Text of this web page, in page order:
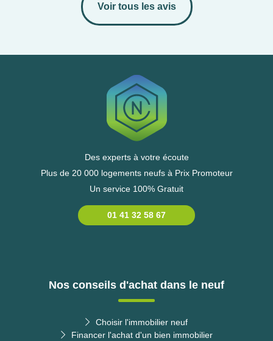
Voir tous les avis
Des experts à votre écoute
Plus de 20 000 logements neufs à Prix Promoteur
Un service 100% Gratuit
01 41 32 58 67
Nos conseils d'achat dans le neuf
Choisir l'immobilier neuf
Financer l'achat d'un bien immobilier